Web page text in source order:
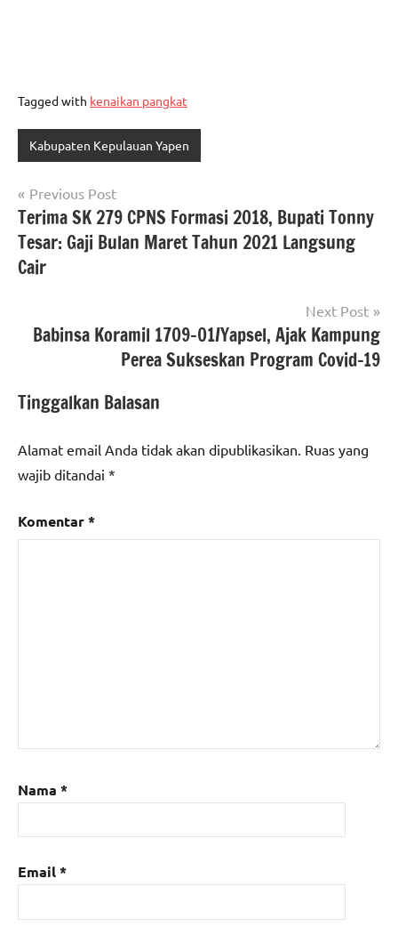
Tagged with kenaikan pangkat
Kabupaten Kepulauan Yapen
Navigasi
pos
Previous Post
Terima SK 279 CPNS Formasi 2018, Bupati Tonny
Tesar: Gaji Bulan Maret Tahun 2021 Langsung
Cair
Next Post
Babinsa Koramil 1709-01/Yapsel, Ajak Kampung
Perea Sukseskan Program Covid-19
Tinggalkan Balasan
Alamat email Anda tidak akan dipublikasikan. Ruas yang
wajib ditandai *
Komentar*
Nama *
Email*